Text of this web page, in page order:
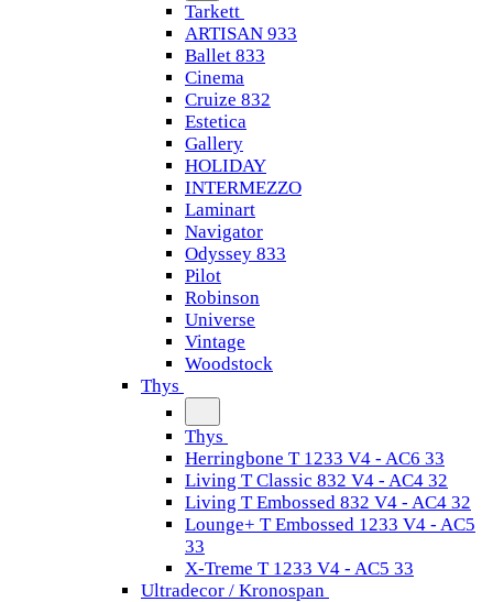
Tarkett
ARTISAN 933
Ballet 833
Cinema
Cruize 832
Estetica
Gallery
HOLIDAY
INTERMEZZO
Laminart
Navigator
Odyssey 833
Pilot
Robinson
Universe
Vintage
Woodstock
Thys
Thys
Herringbone T 1233 V4 - AC6 33
Living T Classic 832 V4 - AC4 32
Living T Embossed 832 V4 - AC4 32
Lounge+ T Embossed 1233 V4 - AC5
33
X-Treme T 1233 V4 - AC5 33
Ultradecor / Kronospan